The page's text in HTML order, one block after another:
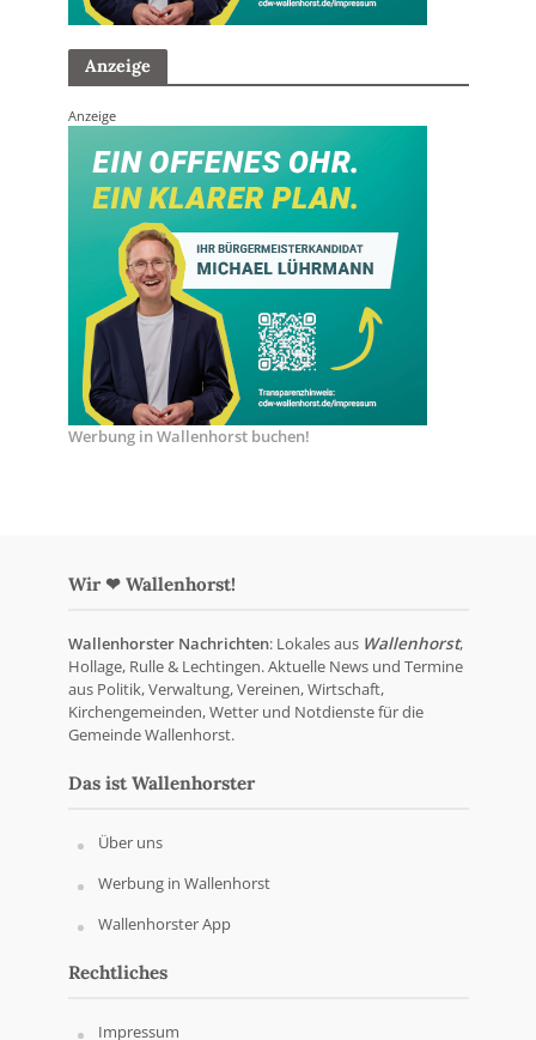
Anzeige
Anzeige
Werbung in Wallenhorst buchen!
Wir ❤ Wallenhorst!
Wallenhorster Nachrichten: Lokales aus Wallenhorst,
Hollage, Rulle & Lechtingen. Aktuelle News und Termine
aus Politik, Verwaltung, Vereinen, Wirtschaft,
Kirchengemeinden, Wetter und Notdienste für die
Gemeinde Wallenhorst.
Das ist Wallenhorster
Über uns
Werbung in Wallenhorst
Wallenhorster App
Rechtliches
Impressum